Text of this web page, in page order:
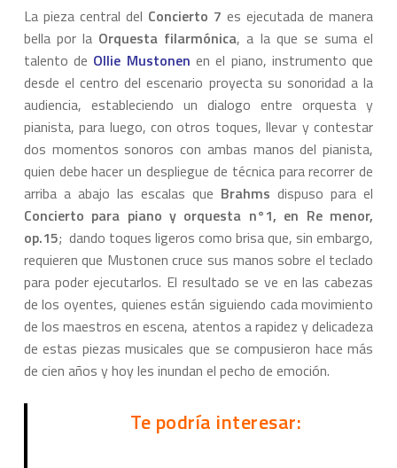
La pieza central del Concierto 7 es ejecutada de manera
bella por la Orquesta filarmónica, a la que se suma el
talento de Ollie Mustonen en el piano, instrumento que
desde el centro del escenario proyecta su sonoridad a la
audiencia, estableciendo un dialogo entre orquesta y
pianista, para luego, con otros toques, llevar y contestar
dos momentos sonoros con ambas manos del pianista,
quien debe hacer un despliegue de técnica para recorrer de
arriba a abajo las escalas que Brahms dispuso para el
Concierto para piano y orquesta n°1, en Re menor,
op.15; dando toques ligeros como brisa que, sin embargo,
requieren que Mustonen cruce sus manos sobre el teclado
para poder ejecutarlos. El resultado se ve en las cabezas
de los oyentes, quienes están siguiendo cada movimiento
de los maestros en escena, atentos a rapidez y delicadeza
de estas piezas musicales que se compusieron hace más
de cien años y hoy les inundan el pecho de emoción.
Te podría interesar: